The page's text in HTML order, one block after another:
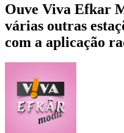
Ouve Viva Efkar
várias outras
com a aplicação